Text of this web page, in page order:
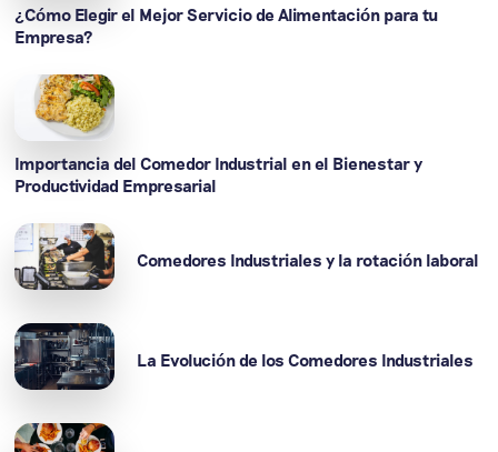
¿Cómo Elegir el Mejor Servicio de Alimentación para tu
Empresa?
Importancia del Comedor Industrial en el Bienestar y
Productividad Empresarial
Comedores Industriales y la rotación laboral
La Evolución de los Comedores Industriales